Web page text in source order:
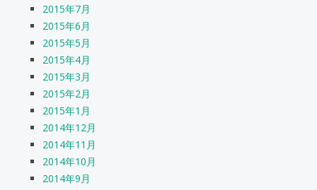
2015年7月
2015年6月
2015年5月
2015年4月
2015年3月
2015年2月
2015年1月
2014年12月
2014年11月
2014年10月
2014年9月